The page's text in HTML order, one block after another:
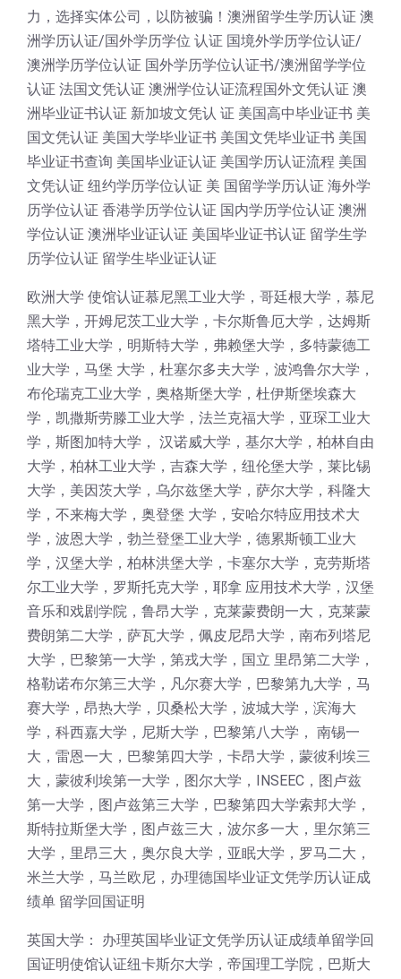
力，选择实体公司，以防被骗！澳洲留学生学历认证 澳
洲学历认证/国外学历学位 认证 国境外学历学位认证/
澳洲学历学位认证 国外学历学位认证书/澳洲留学学位
认证 法国文凭认证 澳洲学位认证流程国外文凭认证 澳
洲毕业证书认证 新加坡文凭认 证 美国高中毕业证书 美
国文凭认证 美国大学毕业证书 美国文凭毕业证书 美国
毕业证书查询 美国毕业证认证 美国学历认证流程 美国
文凭认证 纽约学历学位认证 美 国留学学历认证 海外学
历学位认证 香港学历学位认证 国内学历学位认证 澳洲
学位认证 澳洲毕业证认证 美国毕业证书认证 留学生学
历学位认证 留学生毕业证认证
欧洲大学 使馆认证慕尼黑工业大学，哥廷根大学，慕尼
黑大学，开姆尼茨工业大学，卡尔斯鲁厄大学，达姆斯
塔特工业大学，明斯特大学，弗赖堡大学，多特蒙德工
业大学，马堡 大学，杜塞尔多夫大学，波鸿鲁尔大学，
布伦瑞克工业大学，奥格斯堡大学，杜伊斯堡埃森大
学，凯撒斯劳滕工业大学，法兰克福大学，亚琛工业大
学，斯图加特大学， 汉诺威大学，基尔大学，柏林自由
大学，柏林工业大学，吉森大学，纽伦堡大学，莱比锡
大学，美因茨大学，乌尔兹堡大学，萨尔大学，科隆大
学，不来梅大学，奥登堡 大学，安哈尔特应用技术大
学，波恩大学，勃兰登堡工业大学，德累斯顿工业大
学，汉堡大学，柏林洪堡大学，卡塞尔大学，克劳斯塔
尔工业大学，罗斯托克大学，耶拿 应用技术大学，汉堡
音乐和戏剧学院，鲁昂大学，克莱蒙费朗一大，克莱蒙
费朗第二大学，萨瓦大学，佩皮尼昂大学，南布列塔尼
大学，巴黎第一大学，第戎大学，国立 里昂第二大学，
格勒诺布尔第三大学，凡尔赛大学，巴黎第九大学，马
赛大学，昂热大学，贝桑松大学，波城大学，滨海大
学，科西嘉大学，尼斯大学，巴黎第八大学， 南锡一
大，雷恩一大，巴黎第四大学，卡昂大学，蒙彼利埃三
大，蒙彼利埃第一大学，图尔大学，INSEEC，图卢兹
第一大学，图卢兹第三大学，巴黎第四大学索邦大学，
斯特拉斯堡大学，图卢兹三大，波尔多一大，里尔第三
大学，里昂三大，奥尔良大学，亚眠大学，罗马二大，
米兰大学，马兰欧尼，办理德国毕业证文凭学历认证成
绩单 留学回国证明
英国大学： 办理英国毕业证文凭学历认证成绩单留学回
国证明使馆认证纽卡斯尔大学，帝国理工学院，巴斯大